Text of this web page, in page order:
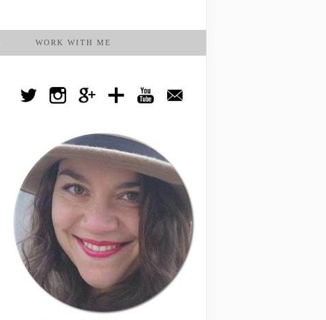
WORK WITH ME